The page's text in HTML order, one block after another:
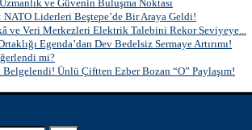
ve Güvenin Buluşma Noktası
Liderleri Beştepe’de Bir Araya Geldi!
ve Veri Merkezleri Elektrik Talebini Rekor Seviyeye...
Egenda’dan Dev Bedelsiz Sermaye Artırımı!
mi?
Belgelendi! Ünlü Çiftten Ezber Bozan “O” Paylaşım!